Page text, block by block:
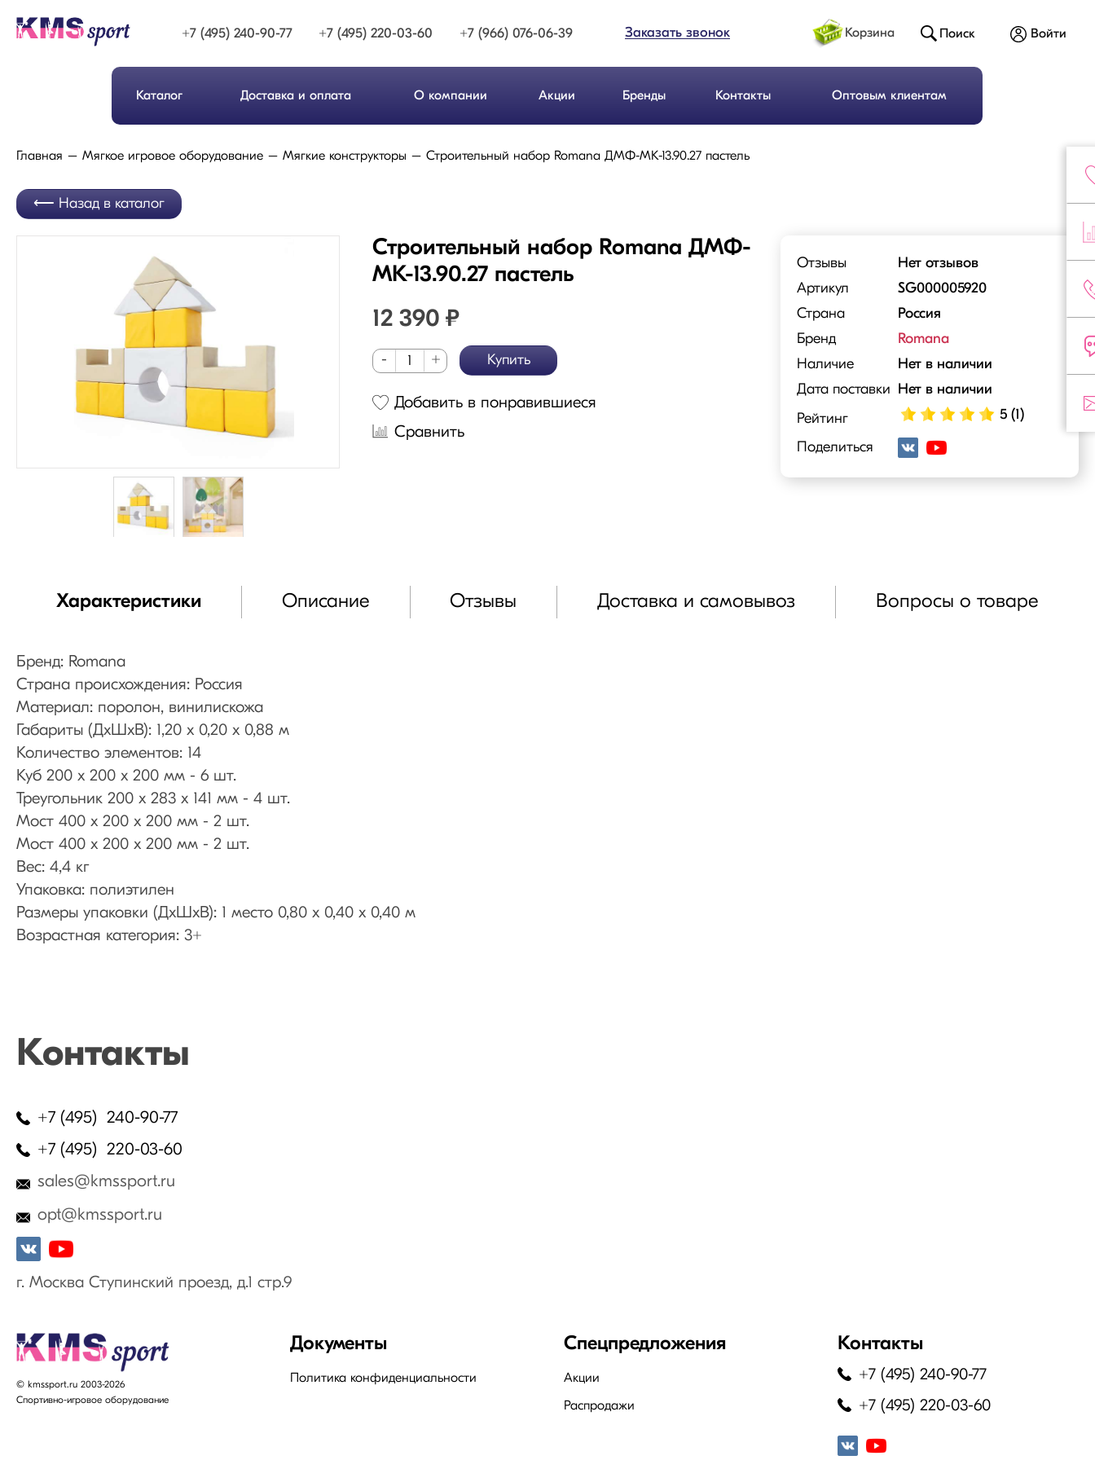
+7 (495) 240-90-77 +7 (495) 220-03-60 +7 (966) 076-06-39 Заказать звонок
Каталог Доставка и оплата О компании Акции Бренды Контакты Оптовым клиентам
Корзина Поиск Войти
Главная Мягкое игровое оборудование Мягкие конструкторы Строительный набор Romana ДМФ-МК-13.90.27 пастель
Назад в каталог
Строительный набор Romana ДМФ-
МК-13.90.27 пастель
12 390 ₽
- + Купить
Добавить в понравившиеся
Сравнить
Отзывы
Нет отзывов
Артикул
SG000005920
Страна
Россия
Бренд
Romana
Наличие
Нет в наличии
Дата поставки Нет в наличии
Рейтинг
5 (1)
Поделиться
Характеристики Описание Отзывы Доставка и самовывоз Вопросы о товаре
Бренд: Romana
Страна происхождения: Россия
Материал: поролон, винилискожа
Габариты (ДхШхВ): 1,20 х 0,20 х 0,88 м
Количество элементов: 14
Куб 200 х 200 х 200 мм - 6 шт.
Треугольник 200 х 283 х 141 мм - 4 шт.
Мост 400 х 200 х 200 мм - 2 шт.
Мост 400 х 200 х 200 мм - 2 шт.
Вес: 4,4 кг
Упаковка: полиэтилен
Размеры упаковки (ДхШхВ): 1 место 0,80 х 0,40 х 0,40 м
Возрастная категория: 3+
Контакты
+7 (495) 240-90-77
+7 (495) 220-03-60
sales@kmssport.ru
opt@kmssport.ru
г. Москва Ступинский проезд, д.1 стр.9
© kmssport.ru 2003-2026
Спортивно-игровое оборудование
Документы
Политика конфиденциальности
Спецпредложения
Акции
Распродажи
Контакты
+7 (495) 240-90-77
+7 (495) 220-03-60